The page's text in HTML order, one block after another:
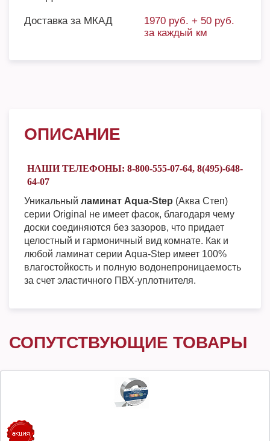
Доставка за МКАД
1970 руб. + 50 руб.
за каждый км
ОПИСАНИЕ
НАШИ ТЕЛЕФОНЫ: 8-800-555-07-64, 8(495)-648-
64-07
Уникальный ламинат Aqua-Step (Аква Степ)
серии Original не имеет фасок, благодаря чему
доски соединяются без зазоров, что придает
целостный и гармоничный вид комнате. Как и
любой ламинат серии Aqua-Step имеет 100%
влагостойкость и полную водонепроницаемость
за счет эластичного ПВХ-уплотнителя.
СОПУТСТВУЮЩИЕ ТОВАРЫ